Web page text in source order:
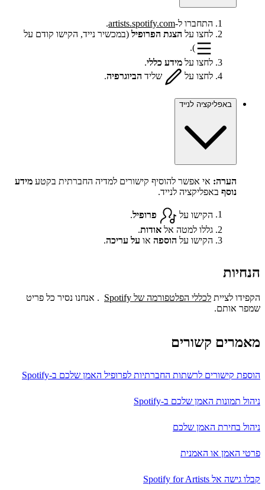
התחברו ל-artists.spotify.com
.
לחצו על הצגת הפרופיל (במכשיר נייד, הקישו קודם על
).
לחצו על מידע כללי.
לחצו על
שליד הביוגרפיה.
באפליקציה לנייד
הערה: אי אפשר להוסיף קישורים למדיה החברתית בקטע מידע
נוסף באפליקציה לנייד.
הקישו על פרופיל.
גללו למטה אל אודות.
הקישו על הוספה או על עריכה.
הנחיות
הקפידו לציית לכללי הפלטפורמה של Spotify
‏ . אנחנו נסיר כל פריט
שמפר אותם.
מאמרים קשורים
הוספת קישורים לרשתות החברתיות לפרופיל האמן שלכם ב-Spotify
ניהול תמונות האמן שלכם ב-Spotify
ניהול בחירת האמן שלכם
פרטי האמן או האמנית
קבלו גישה אל Spotify for Artists